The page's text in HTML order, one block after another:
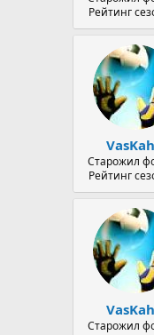
Рейтинг
Старожил
Рейтинг
Старожил